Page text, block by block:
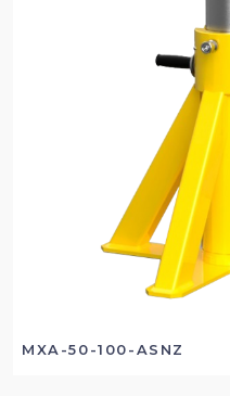
MXA-50-100-ASNZ